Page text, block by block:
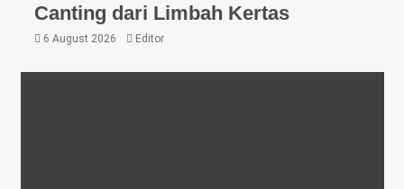
Canting dari Limbah Kertas
6 August 2026 Editor